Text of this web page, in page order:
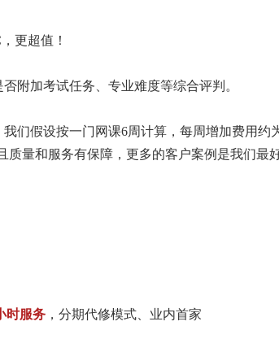
更超值！
附加考试任务、专业难度等综合评判。
们假设按一门网课6周计算，每周增加费用
量和服务有保障，更多的客户案例是我们最
时服务 ，分期代修模式、业内首家